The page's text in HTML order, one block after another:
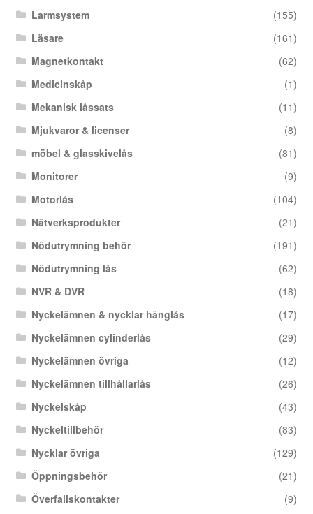
Larmsystem
(155)
Läsare
(161)
Magnetkontakt
(62)
Medicinskåp
(1)
Mekanisk låssats
(11)
Mjukvaror & licenser
(8)
möbel & glasskivelås
(81)
Monitorer
(9)
Motorlås
(104)
Nätverksprodukter
(21)
Nödutrymning behör
(191)
Nödutrymning lås
(62)
NVR & DVR
(18)
Nyckelämnen & nycklar hänglås
(17)
Nyckelämnen cylinderlås
(29)
Nyckelämnen övriga
(12)
Nyckelämnen tillhållarlås
(26)
Nyckelskåp
(43)
Nyckeltillbehör
(83)
Nycklar övriga
(129)
Öppningsbehör
(21)
Överfallskontakter
(9)